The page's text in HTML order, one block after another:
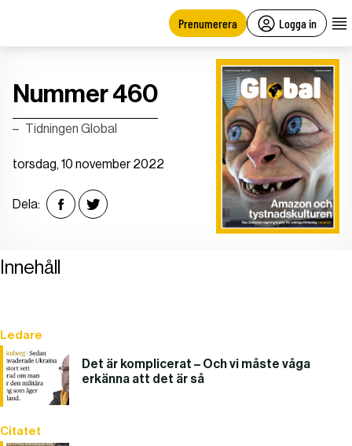
Prenumerera Logga in
Nummer 460
Tidningen Global
torsdag, 10 november 2022
Dela:
Innehåll
Ledare
Det är komplicerat – Och vi måste våga
erkänna att det är så
Citatet